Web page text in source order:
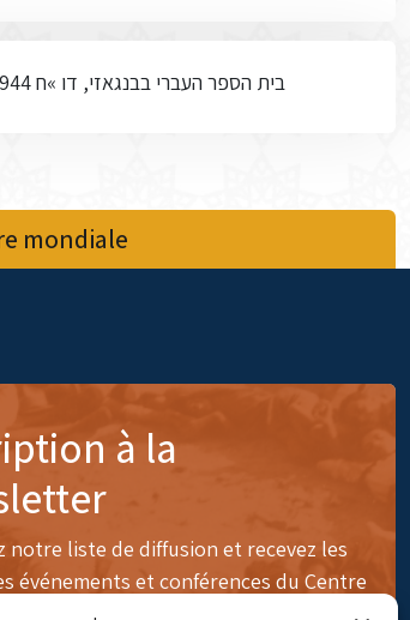
בית הספר העברי בבנגאזי, דו »ח 1944
mondiale
à la
notre liste de diffusion et recevez les
événements et conférences du Centre